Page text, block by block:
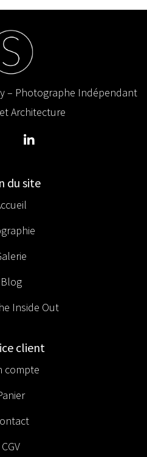
– Photographe Indépendant
Architecture
du site
Blog
Inside Out
client
compte
CGV